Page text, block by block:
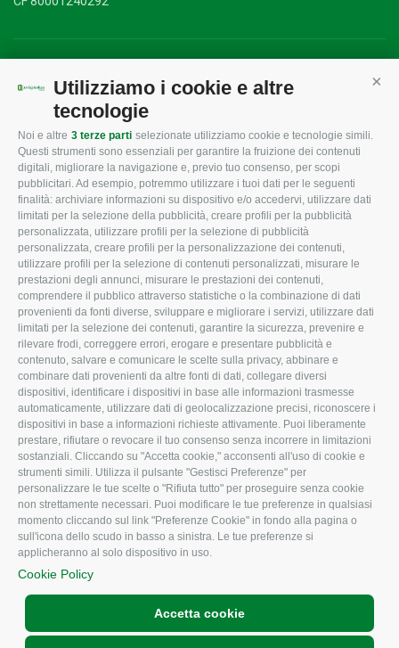
Utilizziamo i cookie e altre
tecnologie
Noi e altre 3 terze parti selezionate utilizziamo cookie e tecnologie simili.
Questi strumenti sono essenziali per garantire la fruizione dei contenuti
digitali, migliorare la navigazione e, previo tuo consenso, per scopi
pubblicitari. Ad esempio, potremmo utilizzare i tuoi dati per le seguenti
finalità: archiviare informazioni su dispositivo e/o accedervi, utilizzare dati
limitati per la selezione della pubblicità, creare profili per la pubblicità
personalizzata, utilizzare profili per la selezione di pubblicità
personalizzata, creare profili per la personalizzazione dei contenuti,
utilizzare profili per la selezione di contenuti personalizzati, misurare le
prestazioni degli annunci, misurare le prestazioni dei contenuti,
comprendere il pubblico attraverso statistiche o la combinazione di dati
provenienti da fonti diverse, sviluppare e migliorare i servizi, utilizzare dati
limitati per la selezione dei contenuti, garantire la sicurezza, prevenire e
rilevare frodi, correggere errori, erogare e presentare pubblicità e
contenuto, salvare e comunicare le scelte sulla privacy, abbinare e
combinare dati provenienti da altre fonti di dati, collegare diversi
dispositivi, identificare i dispositivi in base alle informazioni trasmesse
automaticamente, utilizzare dati di geolocalizzazione precisi, riconoscere i
dispositivi in base a informazioni richieste attivamente. Puoi liberamente
prestare, rifiutare o revocare il tuo consenso senza incorrere in limitazioni
sostanziali. Cliccando su "Accetta cookie," acconsenti all'uso di cookie e
strumenti simili. Utilizza il pulsante "Gestisci Preferenze" per
personalizzare le tue scelte o "Rifiuta tutto" per proseguire senza cookie
non strettamente necessari. Puoi modificare le tue preferenze in qualsiasi
momento cliccando sul link "Preferenze Cookie" in fondo alla pagina o
sull'icona dello scudo in basso a sinistra. Le tue preferenze si
applicheranno al solo dispositivo in uso.
Cookie Policy
Accetta cookie
CONFAGRICOLTURA
ROVIGO
L'Associazione
Missione e Progetto
Organigramma aziendale
I Nostri Servizi
Uffici della Sede
provinciale
Le Sedi di Zona
Agricoltori S.r.l.
Whistleblowing
Confagricoltura Rovigo e
Agricoltori srl
CONFAGRICOLTURA
INFORMA
Tecnico
Fiscale
Lavoro
Ambiente
Associazione
CONFAGRICOLTURA
ATTIVA
Notizie in evidenza
Eventi
Comunicati Stampa
Video
Iscrizione Newsletter
Newsletter